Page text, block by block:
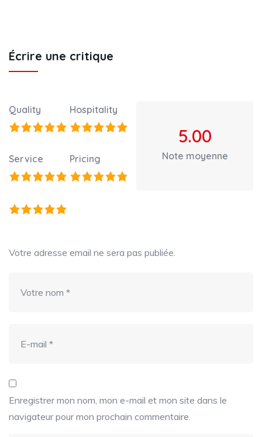
Écrire une critique
Quality Hospitality
Service Pricing
5.00
Note moyenne
Votre adresse email ne sera pas publiée.
Enregistrer mon nom, mon e-mail et mon site dans le
navigateur pour mon prochain commentaire.